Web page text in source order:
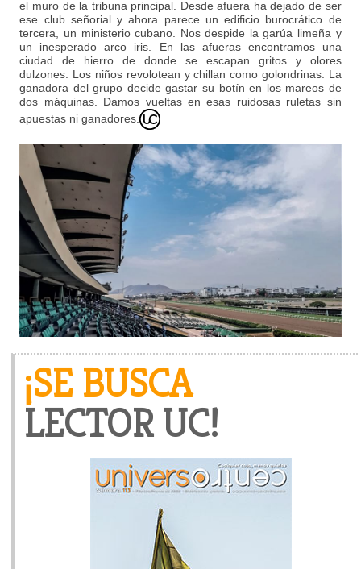
el muro de la tribuna principal. Desde afuera ha dejado de ser
ese club señorial y ahora parece un edificio burocrático de
tercera, un ministerio cubano. Nos despide la garúa limeña y
un inesperado arco iris. En las afueras encontramos una
ciudad de hierro de donde se escapan gritos y olores
dulzones. Los niños revolotean y chillan como golondrinas. La
ganadora del grupo decide gastar su botín en los mareos de
dos máquinas. Damos vueltas en esas ruidosas ruletas sin
apuestas ni ganadores.
¡SE BUSCA
LECTOR UC!